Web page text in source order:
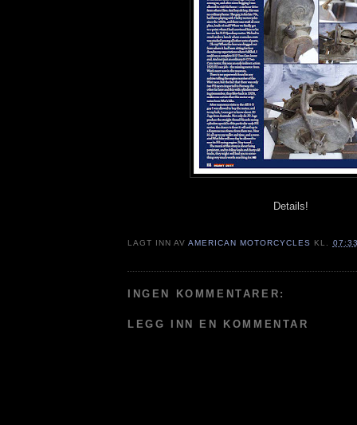
Details!
LAGT INN AVAMERICAN MOTORCYCLES KL.
INGEN KOMMENTARER:
LEGG INN EN KOMMENTAR